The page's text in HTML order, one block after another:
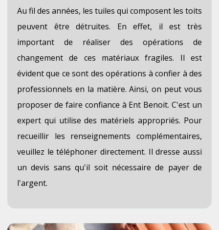
Au fil des années, les tuiles qui composent les toits
peuvent être détruites. En effet, il est très
important de réaliser des opérations de
changement de ces matériaux fragiles. Il est
évident que ce sont des opérations à confier à des
professionnels en la matière. Ainsi, on peut vous
proposer de faire confiance à Ent Benoit. C'est un
expert qui utilise des matériels appropriés. Pour
recueillir les renseignements complémentaires,
veuillez le téléphoner directement. Il dresse aussi
un devis sans qu'il soit nécessaire de payer de
l'argent.